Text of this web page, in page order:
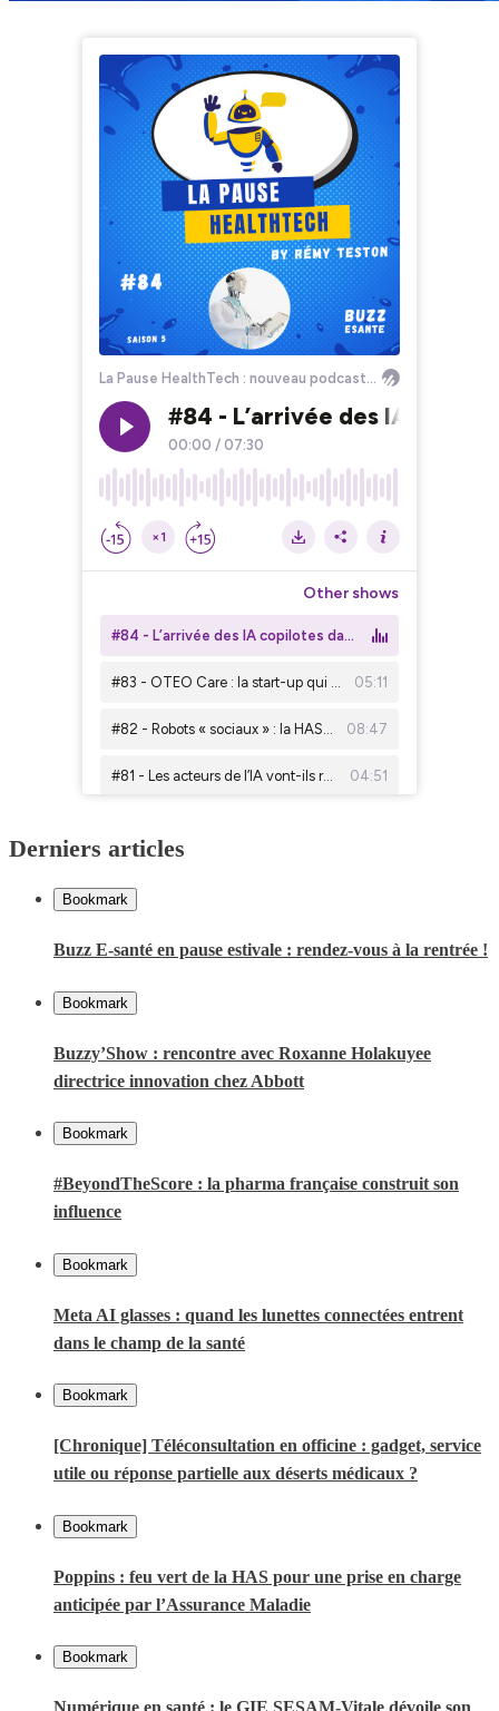
Derniers articles
Bookmark
Buzz E-santé en pause estivale : rendez-vous à la rentrée !
Bookmark
Buzzy’Show : rencontre avec Roxanne Holakuyee
directrice innovation chez Abbott
Bookmark
#BeyondTheScore : la pharma française construit son
influence
Bookmark
Meta AI glasses : quand les lunettes connectées entrent
dans le champ de la santé
Bookmark
[Chronique] Téléconsultation en officine : gadget, service
utile ou réponse partielle aux déserts médicaux ?
Bookmark
Poppins : feu vert de la HAS pour une prise en charge
anticipée par l’Assurance Maladie
Bookmark